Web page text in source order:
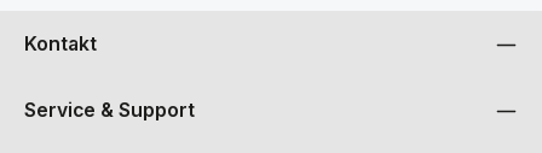
Kontakt
Service & Support